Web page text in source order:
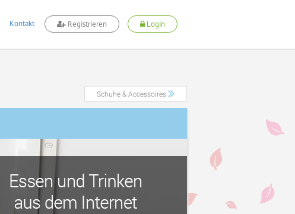
Kontakt Registrieren Login
Schuhe & Accessoires